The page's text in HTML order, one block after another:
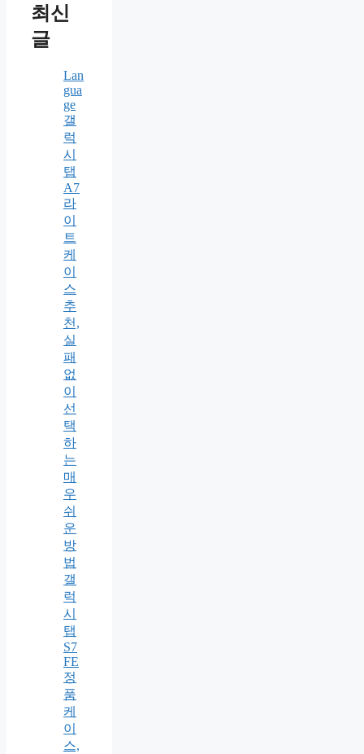
최신
글
Lan
gua
ge
갤
럭
시
탭
A7
라
이
트
케
이
스
추
천,
실
패
없
이
선
택
하
는
매
우
쉬
운
방
법
갤
럭
시
탭
S7
FE
정
품
케
이
스,